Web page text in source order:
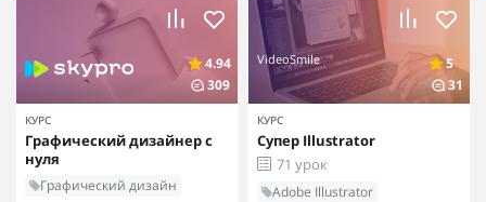
4.94
309
КУРС
Графический дизайнер с
нуля
Графический дизайн
VideoSmile
5
31
КУРС
Супер Illustrator
71 урок
Adobe Illustrator